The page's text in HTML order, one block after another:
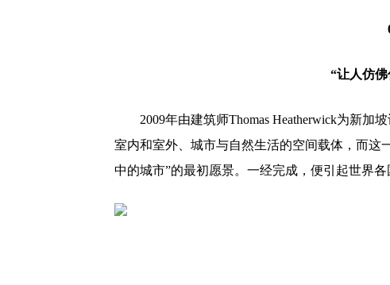
“让人仿
2009年由建筑师Thomas Heatherwick为新加
室内和室外、城市与自然生活的空间载体，而这
中的城市”的最初愿景。一经完成，便引起世界各